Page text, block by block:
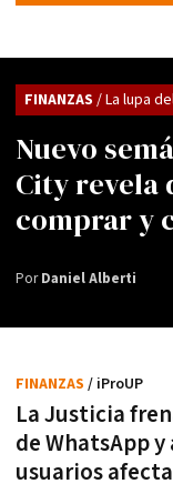
Nuevo
City revela
comprar y
FINANZAS / La lupa
PorDaniel Alberti
La Justicia
de WhatsApp
usuarios
FINANZAS / iProUP